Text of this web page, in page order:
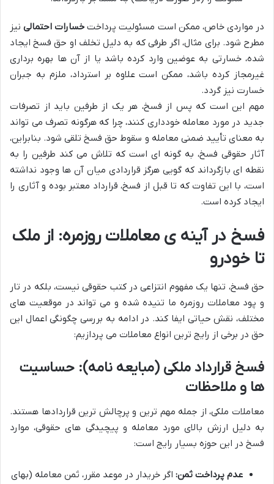
در مواردی خاص، ممکن است مسئولیت پرداخت خسارات احتمالینیز
مطرح شود. برای مثال، اگر طرفی که به دلیل تخلف او حق فسخ ایجاد
شده، خسارتی به عوضین وارد کرده باشد یا از آن ها بهره برداری
غیرمجاز کرده باشد، ممکن است علاوه بر استرداد، ملزم به جبران
خسارت نیز گردد.
مهم این است که پس از فسخ، هر یک از طرفین باید از تصرفات
جدید در مورد معامله خودداری کنند، چرا که هرگونه تصرف می تواند
به معنای تأیید ضمنی معامله و سقوط حق فسخ تلقی شود. بنابراین،
آثار حقوقی فسخ، به گونه ای است که تلاش می کند طرفین را به
نقطه ای بازگرداند که گویی هرگز قراردادی میان آن ها وجود نداشته
است، با این تفاوت که تا قبل از فسخ، قرارداد معتبر بوده و آثاری را
ایجاد کرده است.
فسخ در آینه ی معاملات روزمره: از ملک
تا خودرو
حق فسخ، تنها یک مفهوم انتزاعی در کتب حقوقی نیست، بلکه در تار
و پود معاملات روزمره ما تنیده شده و می تواند در موقعیت های
مختلف، نقش حیاتی ایفا کند. در ادامه به بررسی چگونگی اعمال این
حق در برخی از رایج ترین انواع معاملات می پردازیم:
فسخ قرارداد ملکی (مبایعه نامه): حساسیت
ها و ملاحظات
معاملات ملکی، از جمله مهم ترین و پرچالش ترین قراردادها هستند.
به دلیل ارزش بالای مورد معامله و پیچیدگی های حقوقی، موارد
فسخ در این حوزه بسیار رایج است:
عدم پرداخت ثمن: اگر خریدار در موعد مقرر، ثمن معامله (بهای